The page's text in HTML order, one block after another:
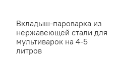
Вкладыш-пароварка из
нержавеющей стали для
мультиварок на 4-5
литров